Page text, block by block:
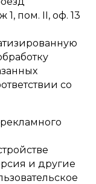
1, пом. II, оф. 13
со
и другие